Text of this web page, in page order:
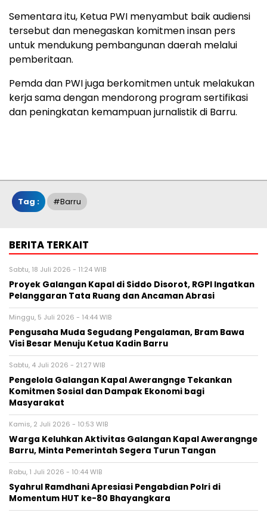
Sementara itu, Ketua PWI menyambut baik audiensi
tersebut dan menegaskan komitmen insan pers
untuk mendukung pembangunan daerah melalui
pemberitaan.
Pemda dan PWI juga berkomitmen untuk melakukan
kerja sama dengan mendorong program sertifikasi
dan peningkatan kemampuan jurnalistik di Barru.
Tag : #Barru
BERITA TERKAIT
Sabtu, 18 Juli 2026 - 11:24 WIB
Proyek Galangan Kapal di Siddo Disorot, RGPI Ingatkan
Pelanggaran Tata Ruang dan Ancaman Abrasi
Minggu, 5 Juli 2026 - 14:44 WIB
Pengusaha Muda Segudang Pengalaman, Bram Bawa
Visi Besar Menuju Ketua Kadin Barru
Sabtu, 4 Juli 2026 - 21:27 WIB
Pengelola Galangan Kapal Awerangnge Tekankan
Komitmen Sosial dan Dampak Ekonomi bagi
Masyarakat
Kamis, 2 Juli 2026 - 10:53 WIB
Warga Keluhkan Aktivitas Galangan Kapal Awerangnge
Barru, Minta Pemerintah Segera Turun Tangan
Rabu, 1 Juli 2026 - 10:44 WIB
Syahrul Ramdhani Apresiasi Pengabdian Polri di
Momentum HUT ke-80 Bhayangkara